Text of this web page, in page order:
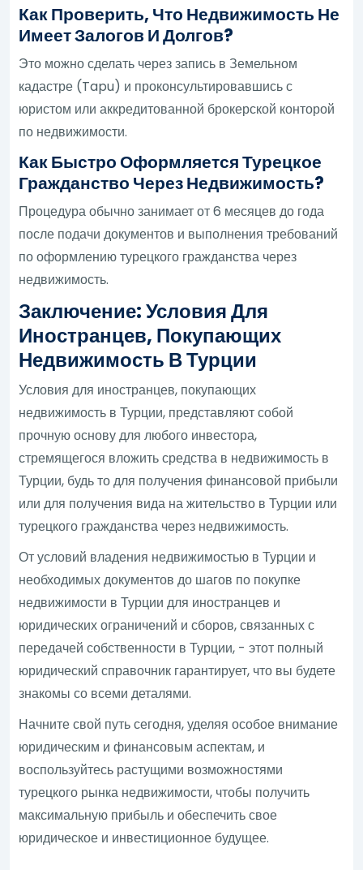
Как Проверить, Что Недвижимость Не
Имеет Залогов И Долгов?
Это можно сделать через запись в Земельном
кадастре (Tapu) и проконсультировавшись с
юристом или аккредитованной брокерской конторой
по недвижимости.
Как Быстро Оформляется Турецкое
Гражданство Через Недвижимость?
Процедура обычно занимает от 6 месяцев до года
после подачи документов и выполнения требований
по оформлению турецкого гражданства через
недвижимость.
Заключение: Условия Для
Иностранцев, Покупающих
Недвижимость В Турции
Условия для иностранцев, покупающих
недвижимость в Турции, представляют собой
прочную основу для любого инвестора,
стремящегося вложить средства в недвижимость в
Турции, будь то для получения финансовой прибыли
или для получения вида на жительство в Турции или
турецкого гражданства через недвижимость.
От условий владения недвижимостью в Турции и
необходимых документов до шагов по покупке
недвижимости в Турции для иностранцев и
юридических ограничений и сборов, связанных с
передачей собственности в Турции, - этот полный
юридический справочник гарантирует, что вы будете
знакомы со всеми деталями.
Начните свой путь сегодня, уделяя особое внимание
юридическим и финансовым аспектам, и
воспользуйтесь растущими возможностями
турецкого рынка недвижимости, чтобы получить
максимальную прибыль и обеспечить свое
юридическое и инвестиционное будущее.